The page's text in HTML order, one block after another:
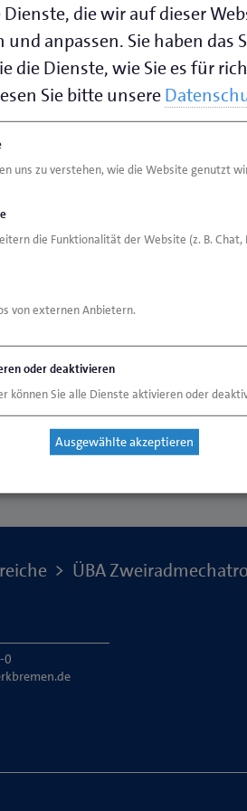
ÜBA
0
die wir auf dieser
anpassen. Sie haben das
die Dienste, wie Sie es für
Sie bitte unsere
uns zu verstehen, wie die Website genutzt
die Funktionalität der Website (z. B.
von externen Anbietern.
oder deaktivieren
können Sie alle Dienste aktivieren oder
Ausgewählte akzeptieren